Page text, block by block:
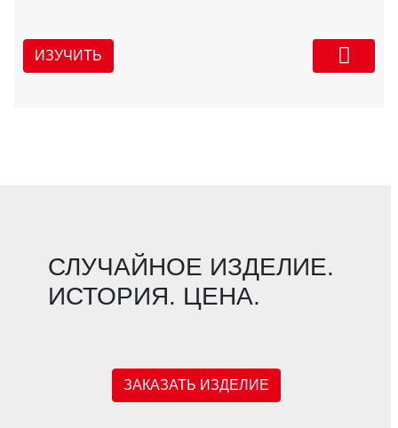
ИЗУЧИТЬ
СЛУЧАЙНОЕ ИЗДЕЛИЕ.
ИСТОРИЯ. ЦЕНА.
ЗАКАЗАТЬ ИЗДЕЛИЕ